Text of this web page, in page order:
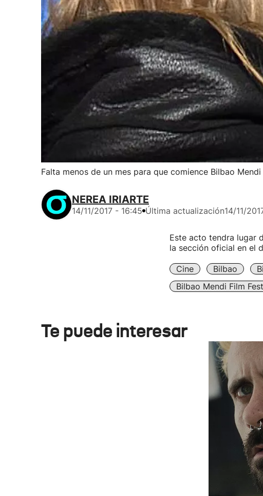
Falta menos de un mes para que comience Bilbao Mendi
NEREA IRIARTE
14/11/2017 - 16:45 Última actualización14/11/
Este acto tendra lugar
la sección oficial en el
Cine Bilbao
Bilbao Mendi Film
Te puede interesar